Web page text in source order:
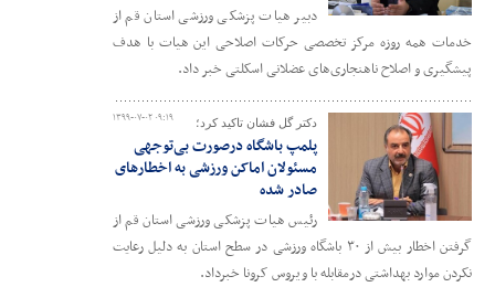
دبیر هیات پزشکی ورزشی استان قم از
خدمات همه روزه مرکز تخصصی حرکات اصلاحی این هیات با هدف
پیشگیری و اصلاح ناهنجاری‌های عضلانی اسکلتی خبر داد.
۱۳۹۹-۰۷-۰۲ ۰۹:۱۹ دکتر گل فشان تاکید کرد؛
پلمپ باشگاه درصورت بی‌توجهی
مسئولان اماکن ورزشی به اخطارهای
صادر شده
رئیس هیات پزشکی ورزشی استان قم از
گرفتن اخطار بیش از ۳۰ باشگاه ورزشی در سطح استان به دلیل رعایت
نکردن موارد بهداشتی درمقابله با ویروس کرونا خبرداد.